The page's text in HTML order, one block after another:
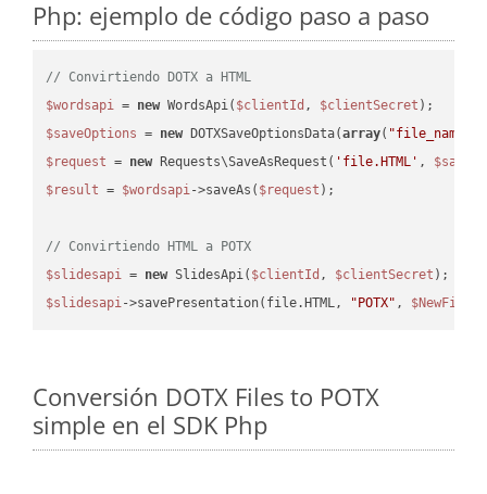
Php: ejemplo de código paso a paso
// Convirtiendo DOTX a HTML
$wordsapi = new WordsApi( $clientId , $clientSecret
$saveOptions = new DOTXSaveOptionsData(array( "file_name"
$request = new Requests\SaveAsRequest( 'file.HTML' ,
$result = $wordsapi->saveAs( $request );
// Convirtiendo HTML a POTX
$slidesapi = new SlidesApi( $clientId , $clientSecret
$slidesapi->savePresentation(file.HTML, "POTX" , $NewFile
Conversión DOTX Files to POTX
simple en el SDK Php